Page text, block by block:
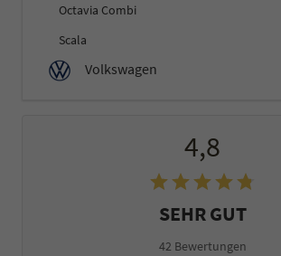
Octavia Combi
Scala
Volkswagen
4,8
SEHR GUT
42 Bewertungen